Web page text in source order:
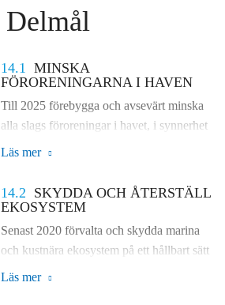
Delmål
14.1
MINSKA
FÖRORENINGARNA I HAVEN
Till 2025 förebygga och avsevärt minska
alla slags föroreningar i havet, i synnerhet
från landbaserad verksamhet, inklusive
Läs mer
14.2 SKYDDA OCH ÅTERSTÄLL
EKOSYSTEM
Senast 2020 förvalta och skydda marina
och kustnära ekosystem på ett hållbart sätt
för att undvika betydande negativa
Läs mer